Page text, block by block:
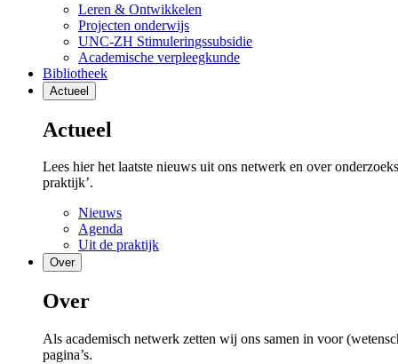
Leren & Ontwikkelen
Projecten onderwijs
UNC-ZH Stimuleringssubsidie
Academische verpleegkunde
Bibliotheek
Actueel
Actueel
Lees hier het laatste nieuws uit ons netwerk en over
praktijk’.
Nieuws
Agenda
Uit de praktijk
Over
Over
Als academisch netwerk zetten wij ons samen in voor
pagina’s.